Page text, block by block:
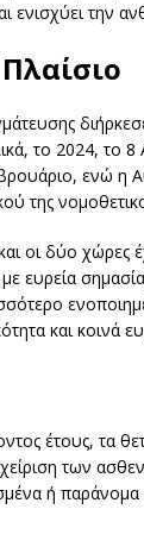
ενισχύει την
το 2024, το
ενώ η
της
οι δύο χώρες
με ευρεία
και κοινά
έτους, τα
των
ή